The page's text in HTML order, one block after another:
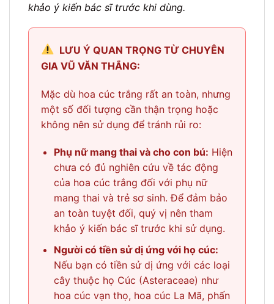
khảo ý kiến bác sĩ trước khi dùng.
LƯU Ý QUAN TRỌNG TỪ CHUYÊN
GIA VŨ VĂN THẮNG:
Mặc dù hoa cúc trắng rất an toàn, nhưng
một số đối tượng cần thận trọng hoặc
không nên sử dụng để tránh rủi ro:
Phụ nữ mang thai và cho con bú: Hiện
chưa có đủ nghiên cứu về tác động
của hoa cúc trắng đối với phụ nữ
mang thai và trẻ sơ sinh. Để đảm bảo
an toàn tuyệt đối, quý vị nên tham
khảo ý kiến bác sĩ trước khi sử dụng.
Người có tiền sử dị ứng với họ cúc:
Nếu bạn có tiền sử dị ứng với các loại
cây thuộc họ Cúc (Asteraceae) như
hoa cúc vạn thọ, hoa cúc La Mã, phấn